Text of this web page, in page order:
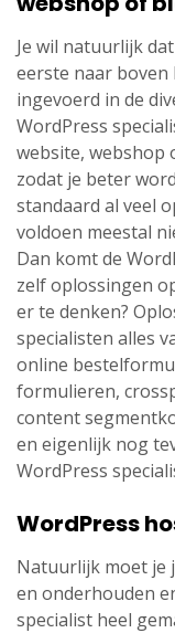
Je wil natuurlijk
eerste naar
ingevoerd in de
WordPress
website, webshop
zodat je beter
standaard al veel
voldoen meestal
Dan komt de
zelf oplossingen
er te denken?
specialisten alles
online
formulieren,
content
en eigenlijk nog
WordPress
WordPress
Natuurlijk moet je
en onderhouden
specialist heel